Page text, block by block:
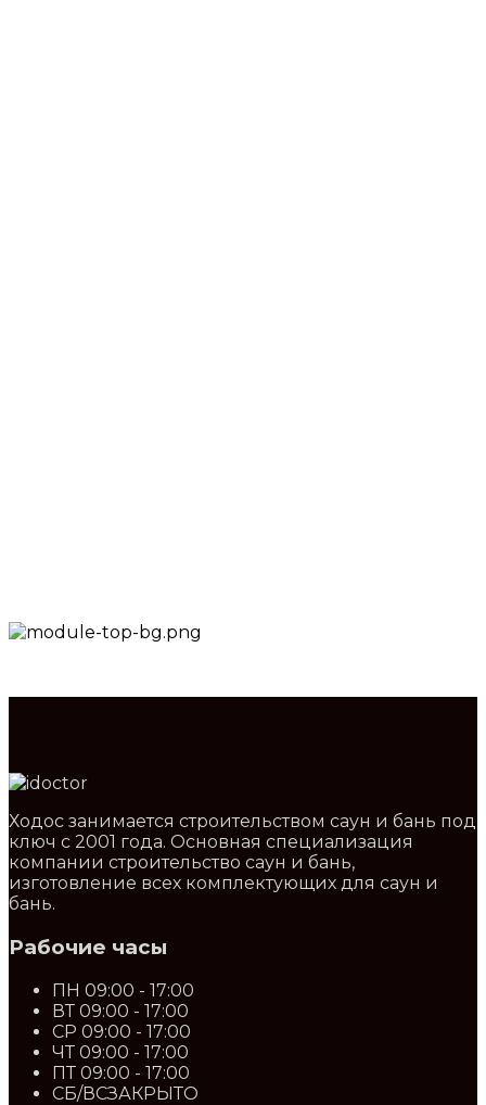
Ходос занимается строительством саун и бань под
ключ с 2001 года. Основная специализация
компании строительство саун и бань,
изготовление всех комплектующих для саун и
бань.
Рабочие часы
ПН 09:00 - 17:00
ВТ 09:00 - 17:00
СР 09:00 - 17:00
ЧТ 09:00 - 17:00
ПТ 09:00 - 17:00
СБ/ВСЗАКРЫТО